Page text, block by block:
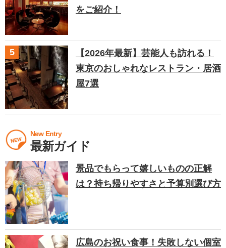
をご紹介！
【2026年最新】芸能人も訪れる！
東京のおしゃれなレストラン・居酒
屋7選
New Entry
最新ガイド
景品でもらって嬉しいものの正解
は？持ち帰りやすさと予算別選び方
広島のお祝い食事！失敗しない個室